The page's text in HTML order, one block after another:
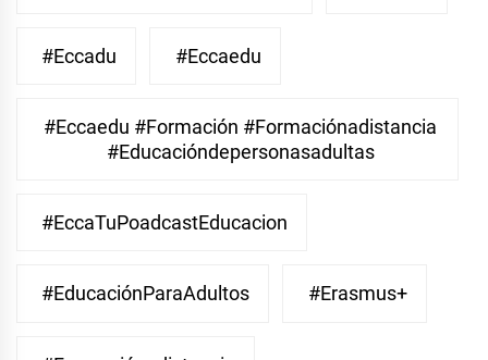
#eccadu #eccaedu
#eccaedu #formación #formaciónadistancia
#educacióndepersonasadultas
#EccaTuPoadcastEducacion
#EducaciónParaAdultos #Erasmus+